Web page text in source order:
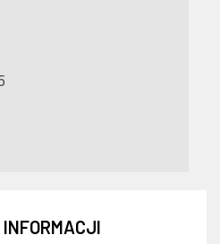
INFORMACJI